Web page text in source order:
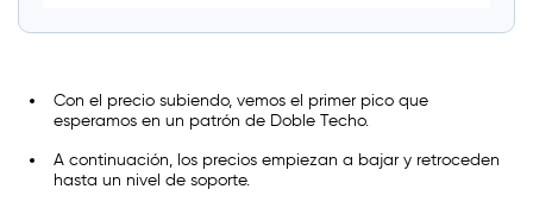
Con el precio subiendo, vemos el primer pico que
esperamos en un patrón de Doble Techo.
A continuación, los precios empiezan a bajar y retroceden
hasta un nivel de soporte.